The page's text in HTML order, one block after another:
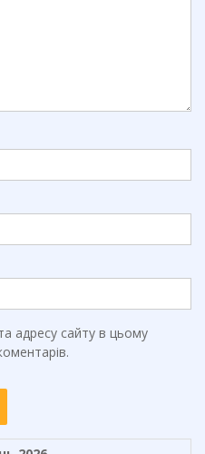
адресу сайту в цьому